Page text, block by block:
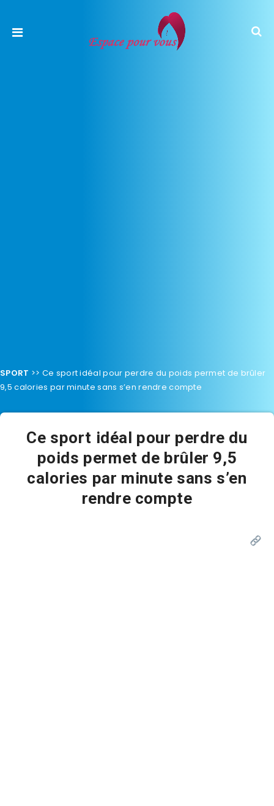
SPORT >> Ce sport idéal pour perdre du poids permet de brûler
9,5 calories par minute sans s’en rendre compte
Ce sport idéal pour perdre du
poids permet de brûler 9,5
calories par minute sans s’en
rendre compte